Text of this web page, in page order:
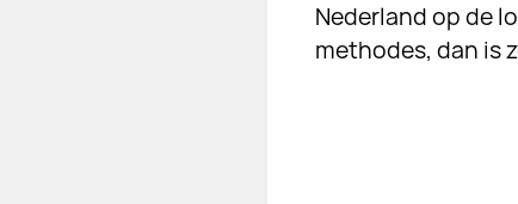
Nederland op de
methodes, dan is